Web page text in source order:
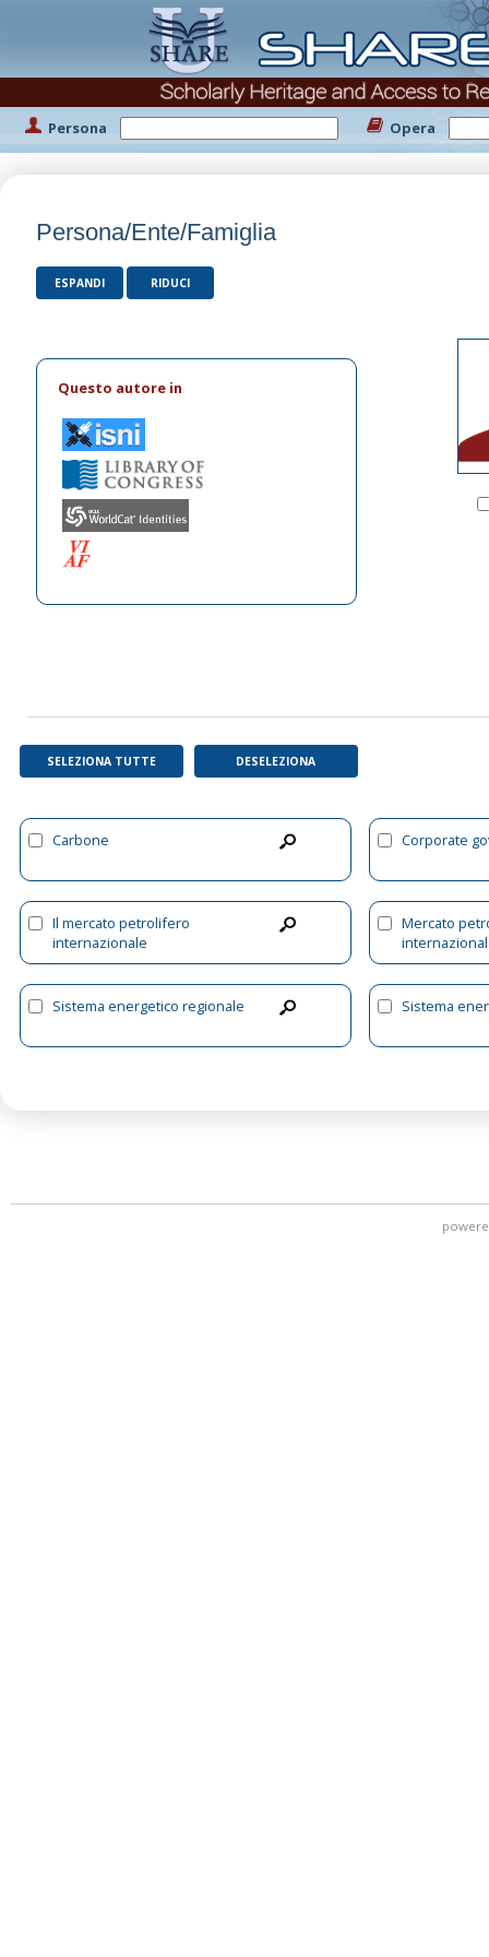
Persona Opera
Persona/Ente/Famiglia
ESPANDI RIDUCI
Questo autore in
SELEZIONA TUTTE DESELEZIONA
Carbone Corporate
Il mercato petrolifero
internazionale
Mercato
Sistema energetico regionale Sistema